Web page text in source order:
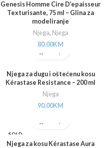
Genesis Homme Cire D’epaisseur
Texturisante, 75 ml – Glina za
modeliranje
Njega, Njega
80.00KM
Njega za dugu i oštećenu kosu
Kérastase Resistance – 200 ml
Njega
90.00KM
SOLD
OUT
Njega za kosu Kérastase Aura